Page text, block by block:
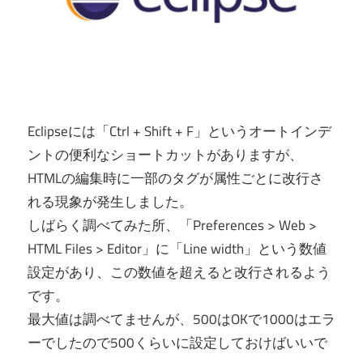
Eclipseには「Ctrl + Shift + F」というオートインデ
ントの便利なショートカットがありますが、
HTMLの編集時に一部のタグが属性ごとに改行さ
れる現象が発生しました。
しばらく調べてみた所、「Preferences > Web >
HTML Files > Editor」に「Line width」という数値
設定があり、この数値を超えると改行されるよう
です。
最大値は調べてませんが、500はOKで1000はエラ
ーでしたので500くらいに設定しておけばいいで